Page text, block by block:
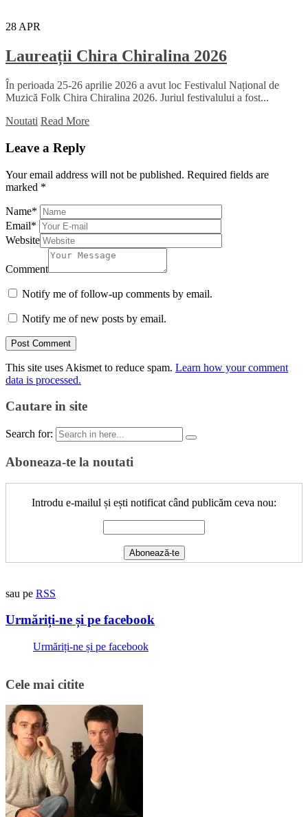
28 APR
Laureații Chira Chiralina 2026
În perioada 25-26 aprilie 2026 a avut loc Festivalul Național de
Muzică Folk Chira Chiralina 2026. Juriul festivalului a fost...
Noutati Read More
Leave a Reply
Your email address will not be published. Required fields are
marked *
Name*
Email*
Website
Comment
Notify me of follow-up comments by email.
Notify me of new posts by email.
This site uses Akismet to reduce spam. Learn how your comment
data is processed.
Cautare in site
Search for:
Aboneaza-te la noutati
Introdu e-mailul și ești notificat când publicăm ceva nou:
sau pe RSS
Urmăriți-ne și pe facebook
Urmăriți-ne și pe facebook
Cele mai citite